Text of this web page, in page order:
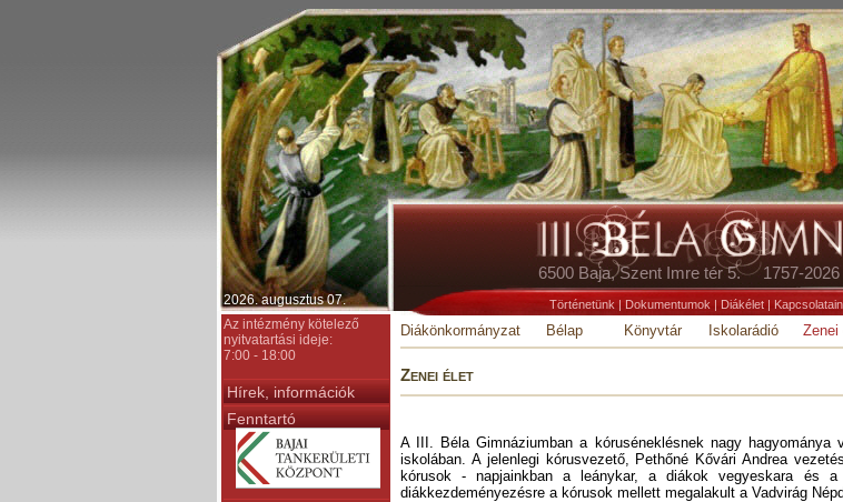
2026. augusztus 07.
6500 Baja, Szent Imre tér 5. 1757-
Történetünk | Dokumentumok | Diákélet |
Az intézmény kötelező
nyitvatartási ideje:
7:00 - 18:00
Hírek, információk
Fenntartó
Diákönkormányzat Bélap Könyvtár Iskolarádió Zenei
Zenei élet
A III. Béla Gimnáziumban a kóruséneklésnek nagy
iskolában. A jelenlegi kórusvezető, Pethőné Kővári Andrea
kórusok - napjainkban a leánykar, a diákok vegyeskara és
diákkezdeményezésre a kórusok mellett megalakult a Vadvirág